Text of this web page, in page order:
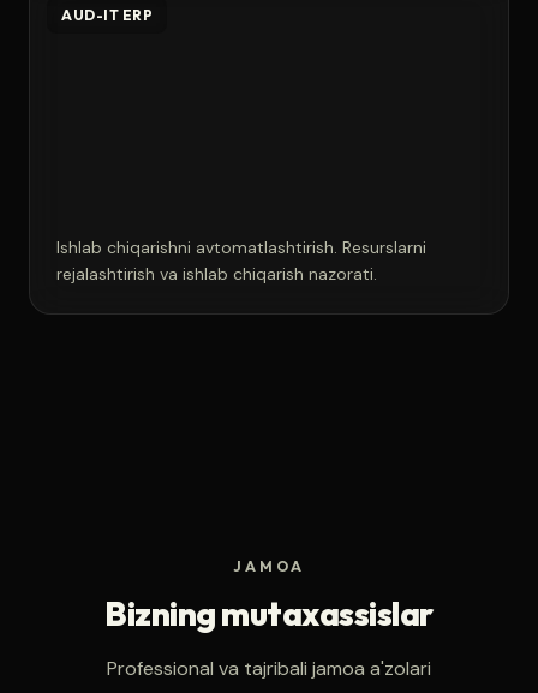
AUD-IT ERP
Ishlab chiqarishni avtomatlashtirish. Resurslarni
rejalashtirish va ishlab chiqarish nazorati.
JAMOA
Bizning mutaxassislar
Professional va tajribali jamoa a'zolari